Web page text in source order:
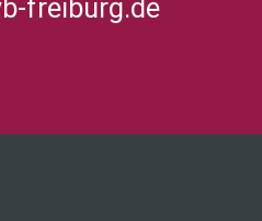
freiburg.de